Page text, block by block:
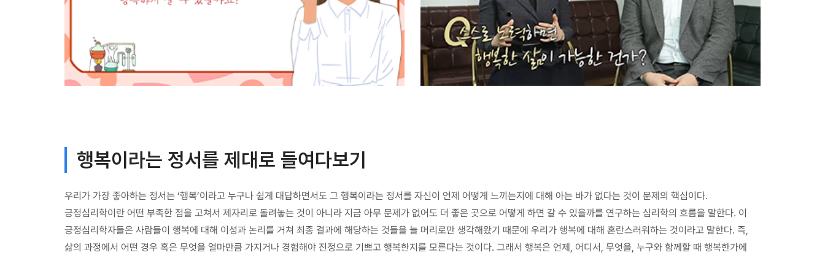
행복이라는 정서를 제대로 들여다보기
우리가 가장 좋아하는 정서는 ‘행복’이라고 누구나 쉽게 대답하면서도 그 행복이라는 정서를 자신이 언제 어떻게 느끼는지에 대해 아는 바가 없다는 것이 문제의 핵심이다.
긍정심리학이란 어떤 부족한 점을 고쳐서 제자리로 돌려놓는 것이 아니라 지금 아무 문제가 없어도 더 좋은 곳으로 어떻게 하면 갈 수 있을까를 연구하는 심리학의 흐름을 말한다. 이
긍정심리학자들은 사람들이 행복에 대해 이성과 논리를 거쳐 최종 결과에 해당하는 것들을 늘 머리로만 생각해왔기 때문에 우리가 행복에 대해 혼란스러워하는 것이라고 말한다. 즉,
삶의 과정에서 어떤 경우 혹은 무엇을 얼마만큼 가지거나 경험해야 진정으로 기쁘고 행복한지를 모른다는 것이다. 그래서 행복은 언제, 어디서, 무엇을, 누구와 함께할 때 행복한가에